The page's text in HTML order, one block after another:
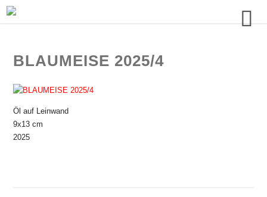
BLAUMEISE 2025/4
Öl auf Leinwand
9x13 cm
2025